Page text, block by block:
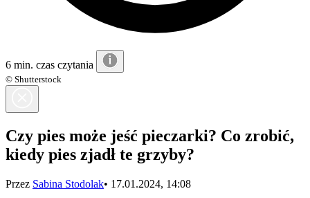
6 min. czas czytania
© Shutterstock
Czy pies może jeść pieczarki? Co zrobić,
kiedy pies zjadł te grzyby?
Przez Sabina Stodolak• 17.01.2024, 14:08